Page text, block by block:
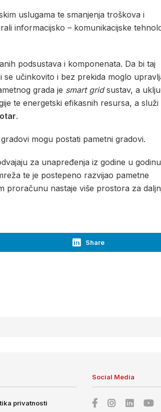
uslugama te smanjenja troškova i
informacijsko – komunikacijske
podsustava i komponenata. Da bi taj
učinkovito i bez prekida moglo
grada je smart gridsustav, a
te energetski efikasnih resursa, a služi
.
mogu postati pametni gradovi.
za unapređenja iz godine u
te je postepeno razvijao pametne
proračunu nastaje više prostora za
Share
privatnosti
Social Media